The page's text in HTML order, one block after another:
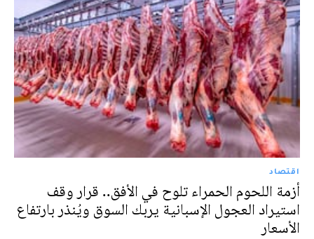
اقتصاد
أزمة اللحوم الحمراء تلوح في الأفق.. قرار وقف
استيراد العجول الإسبانية يربك السوق ويُنذر بارتفاع
الأسعار‎